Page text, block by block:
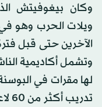
وكان بيغوفيتش
ويلات الحرب وهو
الآخرين حتى قبل
وتشمل أكاديمية